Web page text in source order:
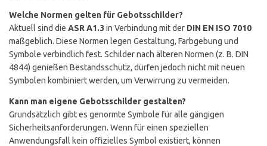
Welche Normen gelten für Gebotsschilder?
Aktuell sind die ASR A1.3 in Verbindung mit der DIN EN ISO 7010
maßgeblich. Diese Normen legen Gestaltung, Farbgebung und
Symbole verbindlich fest. Schilder nach älteren Normen (z. B. DIN
4844) genießen Bestandsschutz, dürfen jedoch nicht mit neuen
Symbolen kombiniert werden, um Verwirrung zu vermeiden.
Kann man eigene Gebotsschilder gestalten?
Grundsätzlich gibt es genormte Symbole für alle gängigen
Sicherheitsanforderungen. Wenn für einen speziellen
Anwendungsfall kein offizielles Symbol existiert, können